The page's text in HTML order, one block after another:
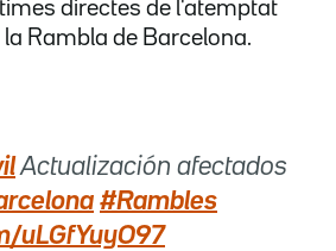
directes de l'atemptat
Rambla de Barcelona.
Actualización afectados
#Rambles
uLGfYuyO97